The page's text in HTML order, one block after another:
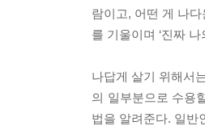
람이고, 어떤 게 나
를 기울이며 ‘진짜
나답게 살기 위해서
의 일부분으로 수용
법을 알려준다. 일반